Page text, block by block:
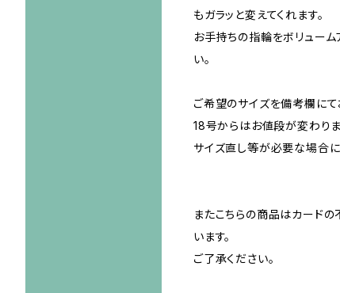
もガラッと変えてくれます。
お手持ちの指輪をボリュー
い。
ご希望のサイズを備考欄にて
18号からはお値段が変わりま
サイズ直し等が必要な場合に
またこちらの商品はカード
います。
ご了承ください。